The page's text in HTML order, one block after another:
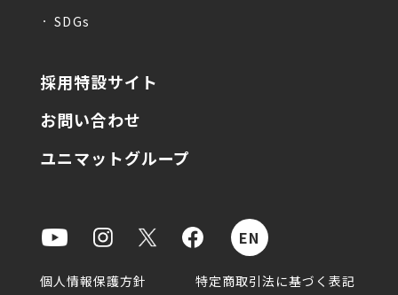
SDGs
採用特設サイト
お問い合わせ
ユニマットグループ
個人情報保護方針 特定商取引法に基づく表記